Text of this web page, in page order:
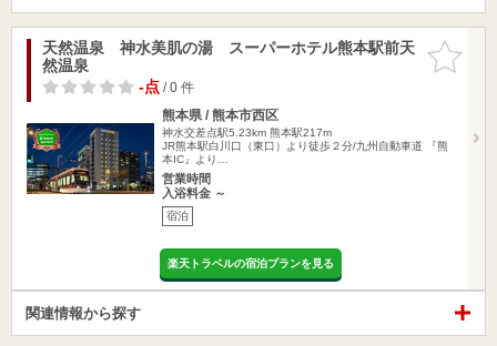
お気に入
りに追加
天然温泉 神水美肌の湯 スーパーホテル熊本駅前天
然温泉
-点/ 0 件
熊本県 / 熊本市西区
神水交差点駅5.23km 熊本駅217m
JR熊本駅白川口（東口）より徒歩２分/九州自動車道 『熊
本IC』より…
営業時間
入浴料金 ～
宿泊
楽天トラベルの宿泊プランを見る
関連情報から探す